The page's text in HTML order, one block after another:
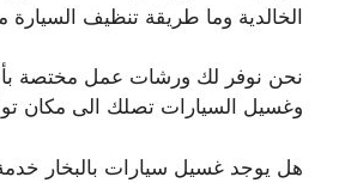
الخالدية وما طريقة تنظيف السيارة
نحن نوفر لك ورشات عمل مختصة
وغسيل السيارات تصلك الى مكان
هل يوجد غسيل سيارات بالبخار